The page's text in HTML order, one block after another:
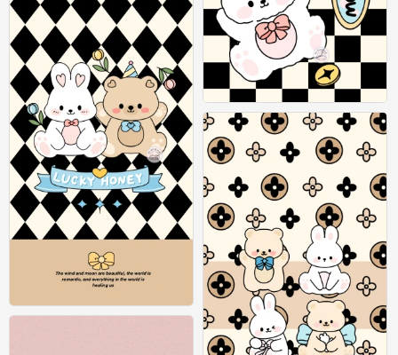
手机壁纸
0